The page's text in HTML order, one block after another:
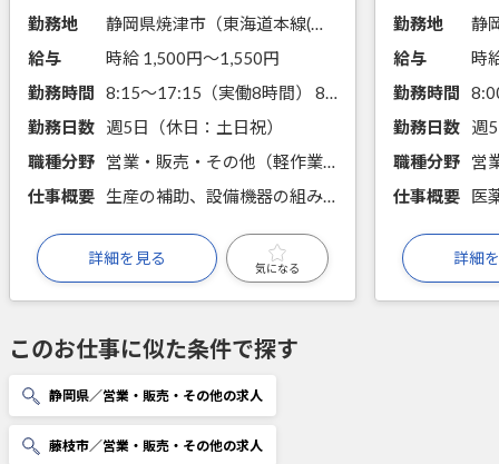
勤務地
静岡県焼津市（東海道本線(熱海－米原)西焼津駅からバス20分）
給与
時給 1,500円〜1,550円
勤務時間
8:15～17:15（実働8時間） 8:15～15:30（実働6時間15分）
勤務日数
週5日（休日：土日祝）
職種分野
営業・販売・その他（軽作業）
仕事概要
生産の補助、設備機器の組み立て、洗浄業務、容器洗浄。
詳細を見る
気になる
勤務地
静
給与
時
勤務時間
勤務日数
職種分野
仕事概要
詳細
このお仕事に似た条件で探す
静岡県／営業・販売・その他の求人
藤枝市／営業・販売・その他の求人